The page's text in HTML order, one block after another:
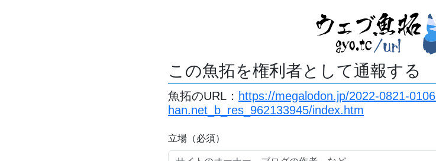
この魚拓を権利者として通報する
魚拓のURL： https://megalodon.jp/2022-0821-
han.net_b_res_962133945/index.htm
立場（必須）